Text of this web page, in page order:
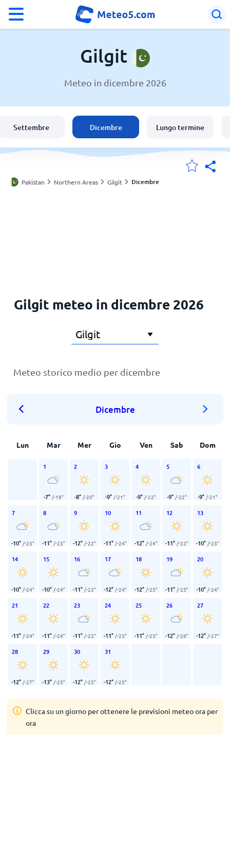
Italia
Svizzera
Gilgit
Meteo in dicembre 2026
Settembre Dicembre Lungo termine
Pakistan Northern Areas Gilgit Dicembre
Gilgit meteo in dicembre 2026
Meteo storico medio per dicembre
Dicembre
Lun Mar Mer Gio Ven Sab Dom
1
-7° /-19°
2
-8° /-20°
3
-9° /-21°
4
-9° /-22°
5
-9° /-22°
6
-9° /-21°
7
-10° /-23°
8
-11° /-23°
9
-12° /-22°
10
-11° /-24°
11
-12° /-24°
12
-11° /-22°
13
-10° /-23°
14
-10° /-24°
15
-10° /-24°
16
-11° /-23°
17
-12° /-24°
18
-12° /-25°
19
-11° /-25°
20
-10° /-24°
21
-11° /-24°
22
-11° /-24°
23
-11° /-23°
24
-11° /-23°
25
-11° /-25°
26
-12° /-26°
27
-12° /-27°
28
-12° /-27°
29
-13° /-25°
30
-12° /-25°
31
-12° /-25°
Clicca su un giorno per ottenere le previsioni meteo ora per
ora